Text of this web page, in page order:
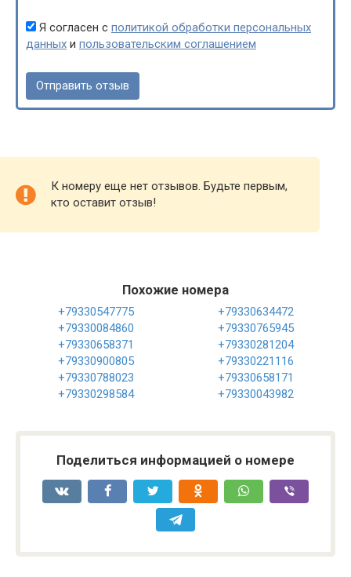
Я согласен с политикой обработки персональных
данных и пользовательским соглашением
К номеру еще нет отзывов. Будьте первым,
кто оставит отзыв!
Похожие номера
+79330547775
+79330634472
+79330084860
+79330765945
+79330658371
+79330281204
+79330900805
+79330221116
+79330788023
+79330658171
+79330298584
+79330043982
Поделиться информацией о номере